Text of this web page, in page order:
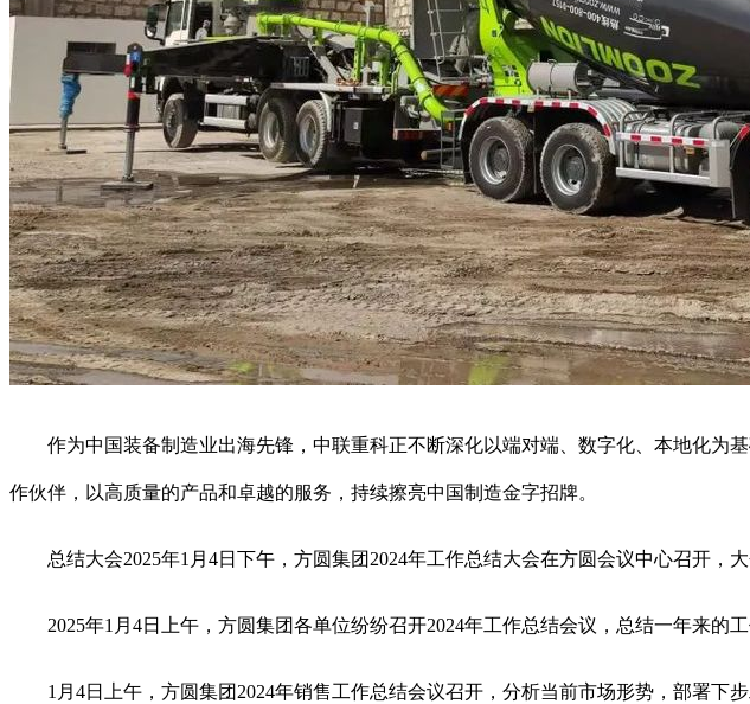
作为中国装备制造业出海先锋，中联重科正不断深化以端对端、数字化、本地化为
作伙伴，以高质量的产品和卓越的服务，持续擦亮中国制造金字招牌。
总结大会2025年1月4日下午，方圆集团2024年工作总结大会在方圆会议中心召开，
2025年1月4日上午，方圆集团各单位纷纷召开2024年工作总结会议，总结一年来的
1月4日上午，方圆集团2024年销售工作总结会议召开，分析当前市场形势，部署下